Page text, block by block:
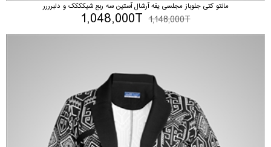
مانتو کتی جلوباز مجلسی یقه آرشال آستین سه ربع شیکککک و دلبرررر
1,148,000T
1,048,000T